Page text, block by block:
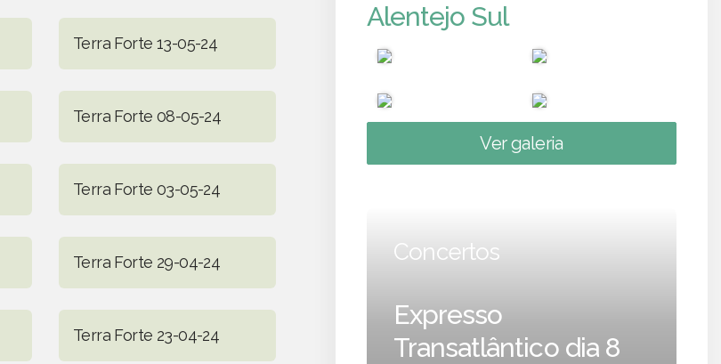
Terra Forte 13-05-24
Terra Forte 08-05-24
Terra Forte 03-05-24
Terra Forte 29-04-24
Terra Forte 23-04-24
Alentejo Sul
Ver galeria
Concertos
Expresso
Transatlântico dia 8